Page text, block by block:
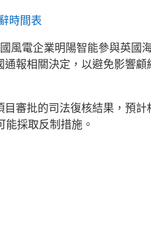
時間表
風電企業明陽智能參與英國
報相關決定，以避免影響顧
審批的司法復核結果，預計
採取反制措施。